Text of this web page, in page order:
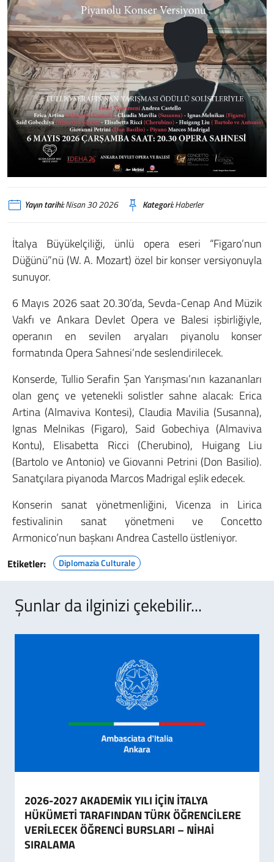
Yayın tarihi:Nisan 30 2026 Kategori:Haberler
İtalya Büyükelçiliği, ünlü opera eseri “Figaro’nun
Düğünü”nü (W. A. Mozart) özel bir konser versiyonuyla
sunuyor.
6 Mayıs 2026 saat 20.30’da, Sevda-Cenap And Müzik
Vakfı ve Ankara Devlet Opera ve Balesi işbirliğiyle,
operanın en sevilen aryaları piyanolu konser
formatında Opera Sahnesi’nde seslendirilecek.
Konserde, Tullio Serafin Şan Yarışması’nın kazananları
olan genç ve yetenekli solistler sahne alacak: Erica
Artina (Almaviva Kontesi), Claudia Mavilia (Susanna),
Ignas Melnikas (Figaro), Said Gobechiya (Almaviva
Kontu), Elisabetta Ricci (Cherubino), Huigang Liu
(Bartolo ve Antonio) ve Giovanni Petrini (Don Basilio).
Sanatçılara piyanoda Marcos Madrigal eşlik edecek.
Konserin sanat yönetmenliğini, Vicenza in Lirica
festivalinin sanat yönetmeni ve Concetto
Armonico’nun başkanı Andrea Castello üstleniyor.
Etiketler: Diplomazia Culturale
Şunlar da ilginizi çekebilir...
2026-2027 AKADEMİK YILI İÇİN İTALYA
HÜKÜMETİ TARAFINDAN TÜRK ÖĞRENCİLERE
VERİLECEK ÖĞRENCİ BURSLARI – NİHAİ
SIRALAMA